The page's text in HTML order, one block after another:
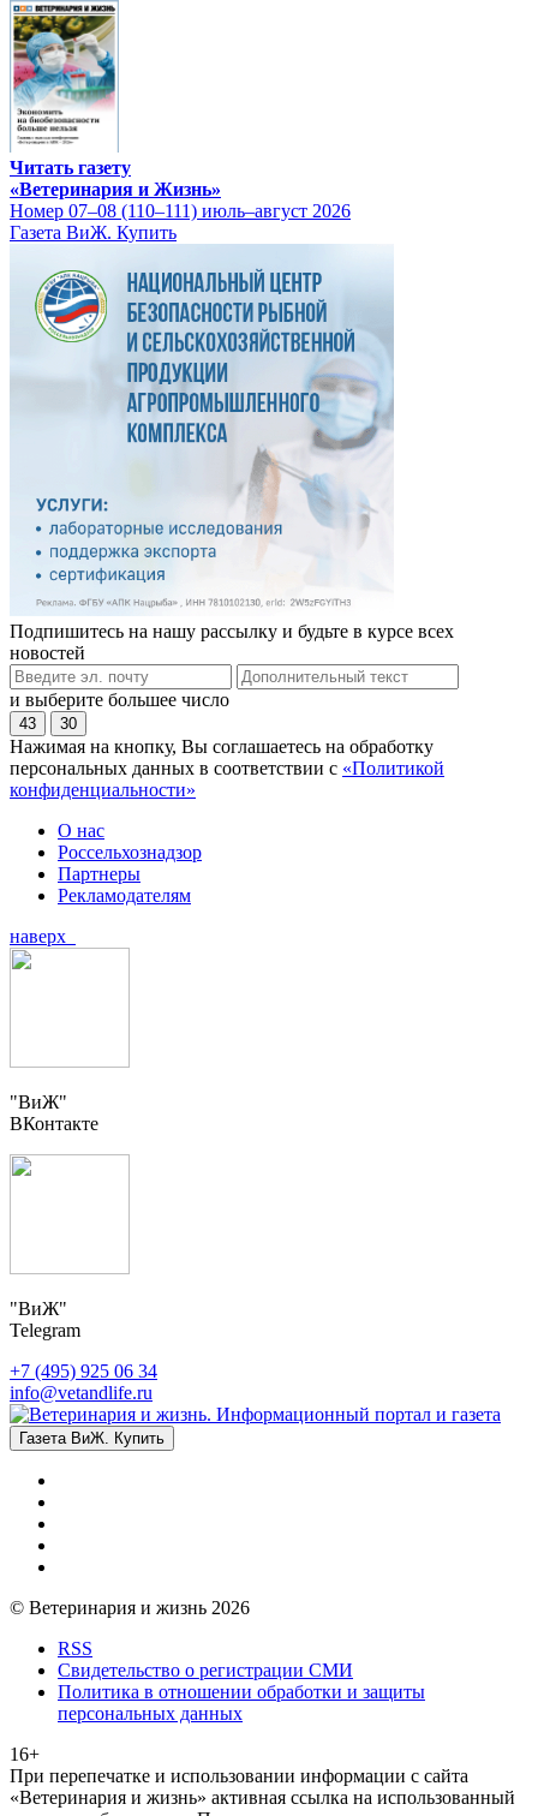
Читать газету
«Ветеринария и Жизнь»
Номер 07–08 (110–111) июль–август 2026
Газета ВиЖ. Купить
Подпишитесь на нашу рассылку и будьте в курсе всех
новостей
и выберите большее число
43 30
Нажимая на кнопку, Вы соглашаетесь на обработку
персональных данных в соответствии с «Политикой
конфиденциальности»
О нас
Россельхознадзор
Партнеры
Рекламодателям
наверх
"ВиЖ"
ВКонтакте
"ВиЖ"
Telegram
+7 (495) 925 06 34
info@vetandlife.ru
Газета ВиЖ. Купить
© Ветеринария и жизнь 2026
RSS
Свидетельство о регистрации СМИ
Политика в отношении обработки и защиты
персональных данных
16+
При перепечатке и использовании информации с сайта
«Ветеринария и жизнь» активная ссылка на использованный